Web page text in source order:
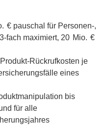
€ pauschal für Personen-,
fach maximiert, 20 Mio. €
Rückrufkosten je
eines
bis
für alle